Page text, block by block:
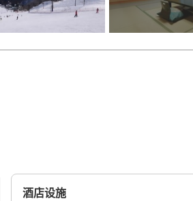
酒店设施